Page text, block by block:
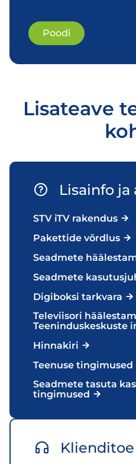
Poodi
Lisateave
Lisainfo ja
STV iTV rakendus
Pakettide võrdlus
Seadmete
Seadmete
Digiboksi tarkvara
Televiisori
Teeninduskeskuste
Hinnakiri
Teenuse tingimused
Seadmete tasuta
tingimused